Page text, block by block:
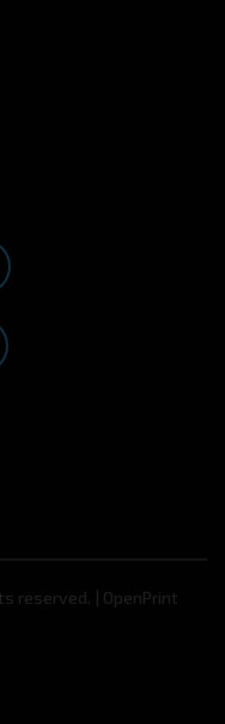
reserved. | OpenPrint